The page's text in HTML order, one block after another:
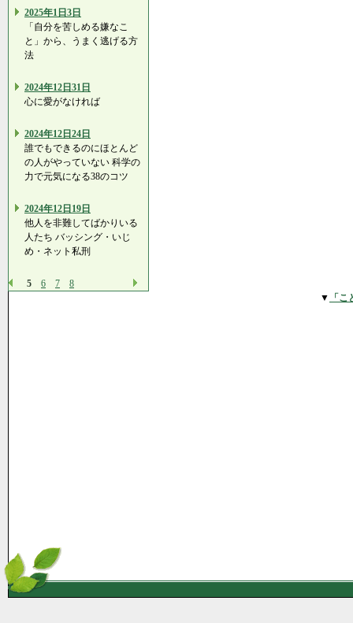
2025年1日3日
「自分を苦しめる嫌なこ
と」から、うまく逃げる方
法
2024年12日31日
心に愛がなければ
2024年12日24日
誰でもできるのにほとんど
の人がやっていない 科学の
力で元気になる38のコツ
2024年12日19日
他人を非難してばかりいる
人たち バッシング・いじ
め・ネット私刑
5 6 7 8
▼ 「